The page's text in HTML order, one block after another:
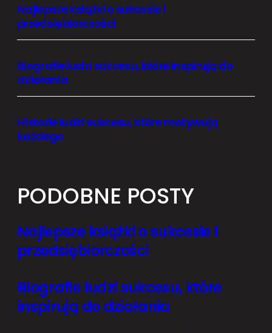
Najlepsze książki o sukcesie i
przedsiębiorczości
Biografie ludzi sukcesu, które inspirują do
działania
Historie ludzi sukcesu, które motywują
każdego
PODOBNE POSTY
Najlepsze książki o sukcesie i
przedsiębiorczości
Biografie ludzi sukcesu, które
inspirują do działania